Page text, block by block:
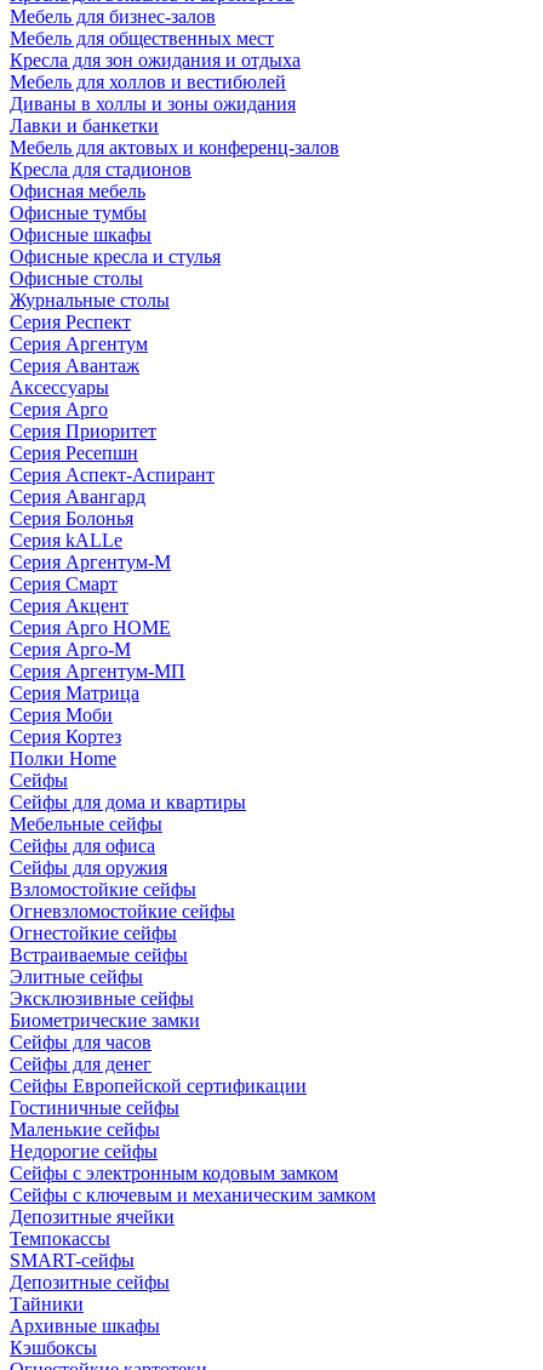
Мебель для бизнес-залов
Мебель для общественных мест
Кресла для зон ожидания и отдыха
Мебель для холлов и вестибюлей
Диваны в холлы и зоны ожидания
Лавки и банкетки
Мебель для актовых и конференц-залов
Кресла для стадионов
Офисная мебель
Офисные тумбы
Офисные шкафы
Офисные кресла и стулья
Офисные столы
Журнальные столы
Серия Респект
Серия Аргентум
Серия Авантаж
Аксессуары
Серия Арго
Серия Приоритет
Серия Ресепшн
Серия Аспект-Аспирант
Серия Авангард
Серия Болонья
Серия kALLe
Серия Аргентум-М
Серия Смарт
Серия Акцент
Серия Арго HOME
Серия Арго-М
Серия Аргентум-МП
Серия Матрица
Серия Моби
Серия Кортез
Полки Home
Сейфы
Сейфы для дома и квартиры
Мебельные сейфы
Сейфы для офиса
Сейфы для оружия
Взломостойкие сейфы
Огневзломостойкие сейфы
Огнестойкие сейфы
Встраиваемые сейфы
Элитные сейфы
Эксклюзивные сейфы
Биометрические замки
Сейфы для часов
Сейфы для денег
Сейфы Европейской сертификации
Гостиничные сейфы
Маленькие сейфы
Недорогие сейфы
Сейфы с электронным кодовым замком
Сейфы с ключевым и механическим замком
Депозитные ячейки
Темпокассы
SMART-сейфы
Депозитные сейфы
Тайники
Архивные шкафы
Кэшбоксы